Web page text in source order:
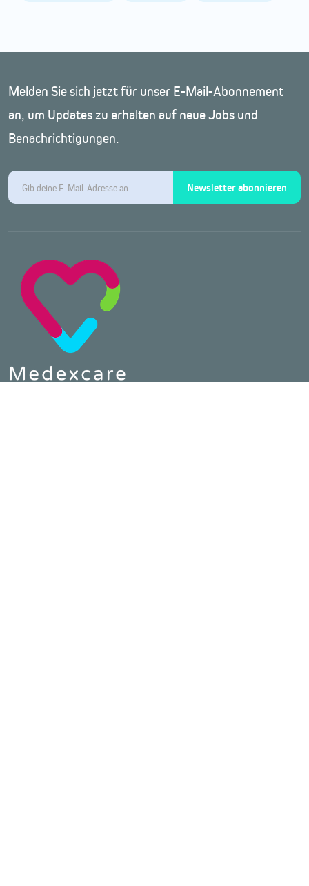
Melden Sie sich jetzt für unser E-Mail-Abonnement
an, um Updates zu erhalten auf neue Jobs und
Benachrichtigungen.
Newsletter abonnieren